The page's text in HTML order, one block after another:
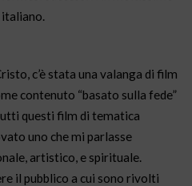
c’è stata una valanga di film
contenuto “basato sulla fede”
questi film di tematica
uno che mi parlasse
artistico, e spirituale.
il pubblico a cui sono rivolti